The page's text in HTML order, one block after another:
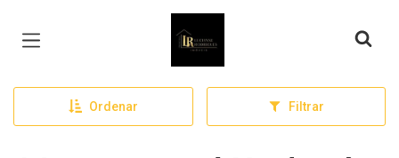
Página inicial
Ordenar Filtrar